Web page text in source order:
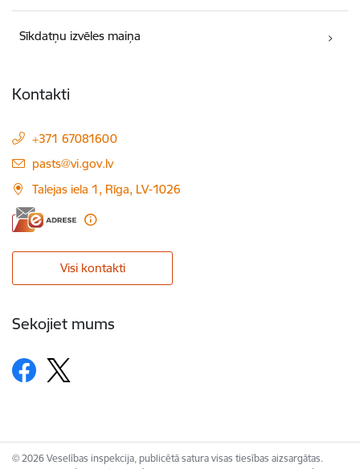
Sīkdatņu izvēles maiņa
Kontakti
+371 67081600
E-pasts:
pasts@vi.gov.lv
Talejas iela 1, Rīga, LV-1026
Visi kontakti
Sekojiet mums
© 2026 Veselības inspekcija, publicētā satura visas tiesības aizsargātas.